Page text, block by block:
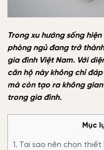
Trong xu hướng sống
phòng ngủ đang trở
gia đình Việt Nam. Với
căn hộ này không chỉ
mà còn tạo ra không
trong gia đình.
Mục
1. Tại sao nên chọn